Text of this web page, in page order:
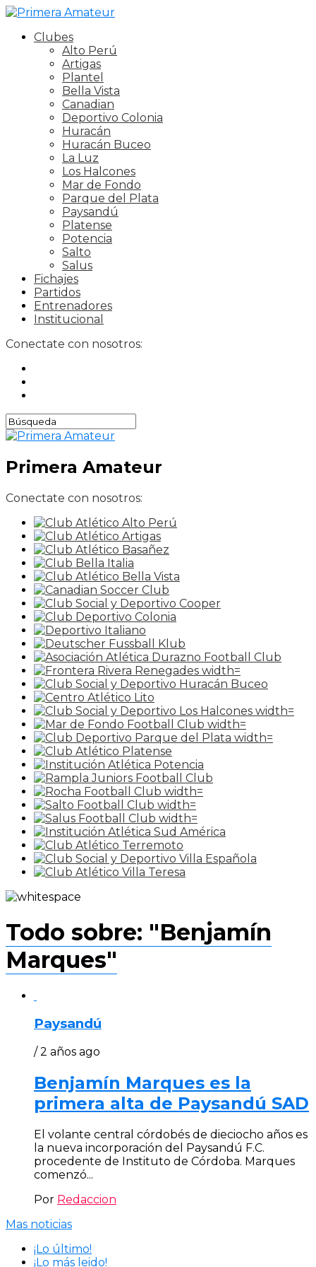
Clubes
Alto Perú
Artigas
Plantel
Bella Vista
Canadian
Deportivo Colonia
Huracán
Huracán Buceo
La Luz
Los Halcones
Mar de Fondo
Parque del Plata
Paysandú
Platense
Potencia
Salto
Salus
Fichajes
Partidos
Entrenadores
Institucional
Conectate con nosotros:
Primera Amateur
Conectate con nosotros:
Todo sobre: "Benjamín
Marques"
Paysandú
/ 2 años ago
Benjamín Marques es la
primera alta de Paysandú SAD
El volante central córdobés de dieciocho años es
la nueva incorporación del Paysandú F.C.
procedente de Instituto de Córdoba. Marques
comenzó...
Por Redaccion
Mas noticias
¡Lo último!
¡Lo más leido!